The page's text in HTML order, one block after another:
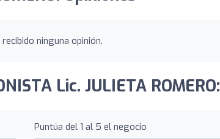
recibido ninguna opinión.
Lic. JULIETA ROMERO:
Puntúa del 1 al 5 el negocio